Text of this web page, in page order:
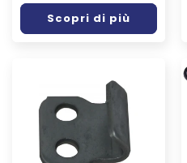
listino
Scopri di più